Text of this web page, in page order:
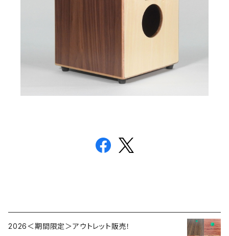
2026＜期間限定＞アウトレット販売！